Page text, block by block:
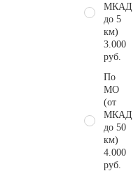
МКАД
до 5
км)
3.000
руб.
По
МО
(от
МКАД
до 50
км)
4.000
руб.